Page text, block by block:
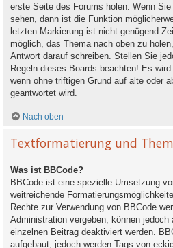
erste Seite des Forums holen. Wenn
sehen, dann ist die Funktion
letzten Markierung ist nicht genügend
möglich, das Thema nach oben zu
Antwort darauf schreiben. Stellen Sie
Regeln dieses Boards beachten! Es
wenn ohne triftigen Grund auf alte oder
geantwortet wird.
Nach oben
Textformatierung und
Was ist BBCode?
BBCode ist eine spezielle Umsetzung
weitreichende
Rechte zur Verwendung von BBCode
Administration vergeben, können jedoch
einzelnen Beitrag deaktiviert werden.
aufgebaut, jedoch werden Tags von